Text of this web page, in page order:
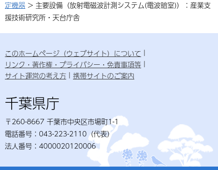
定機器 > 主要設備（放射電磁波計測システム(電波暗室)）：産業支
援技術研究所・天台庁舎
このホームページ（ウェブサイト）について
リンク・著作権・プライバシー・免責事項等
サイト運営の考え方
携帯サイトのご案内
千葉県庁
〒260-8667 千葉市中央区市場町1-1
電話番号：043-223-2110（代表）
法人番号：4000020120006